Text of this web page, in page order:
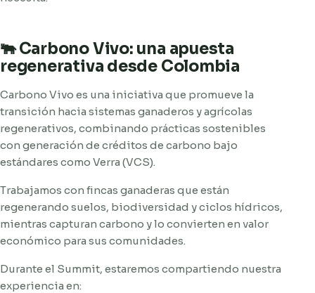
🐃 Carbono Vivo: una apuesta
regenerativa desde Colombia
Carbono Vivo es una iniciativa que promueve la
transición hacia sistemas ganaderos y agrícolas
regenerativos, combinando prácticas sostenibles
con generación de créditos de carbono bajo
estándares como Verra (VCS).
Trabajamos con fincas ganaderas que están
regenerando suelos, biodiversidad y ciclos hídricos,
mientras capturan carbono y lo convierten en valor
económico para sus comunidades.
Durante el Summit, estaremos compartiendo nuestra
experiencia en: